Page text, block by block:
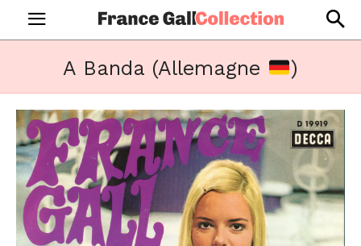
A Banda (Allemagne )